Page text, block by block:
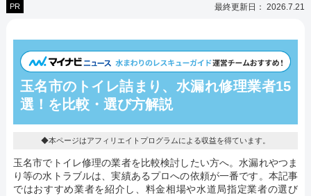
PR 最終更新日： 2026.7.21
玉名市のトイレ詰まり、水漏れ修理業者15
選！を比較・選び方解説
◆本ページはアフィリエイトプログラムによる収益を得ています。
玉名市でトイレ修理の業者を比較検討したい方へ。水漏れやつま
り等の水トラブルは、実績あるプロへの依頼が一番です。本記事
ではおすすめ業者を紹介し、料金相場や水道局指定業者の選び